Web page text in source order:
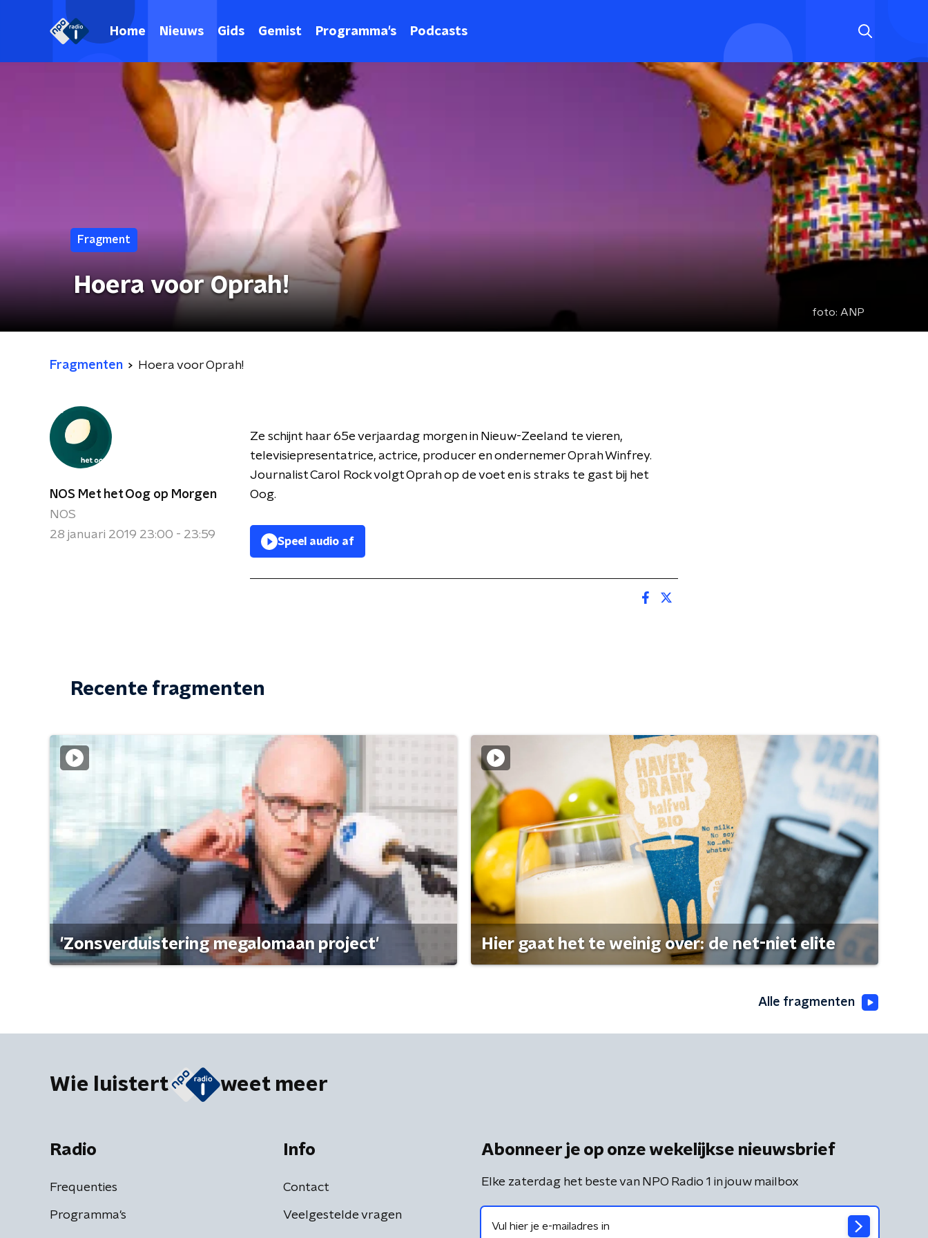
Home Nieuws Gids Gemist Programma's Podcasts
Fragment
Hoera voor Oprah!
foto: ANP
Fragmenten Hoera voor Oprah!
NOS Met het Oog op Morgen
NOS
28 januari 2019 23:00 - 23:59
Ze schijnt haar 65e verjaardag morgen in Nieuw-Zeeland te vieren,
televisiepresentatrice, actrice, producer en ondernemer Oprah Winfrey.
Journalist Carol Rock volgt Oprah op de voet en is straks te gast bij het
Oog.
Speel audio af
Recente fragmenten
'Zonsverduistering megalomaan project' Hier gaat het te weinig over: de net-niet elite
Alle fragmenten
Wie luistert weet meer
Radio
Frequenties
Programma's
Info
Contact
Veelgestelde vragen
Abonneer je op onze wekelijkse nieuwsbrief
Elke zaterdag het beste van NPO Radio 1 in jouw mailbox